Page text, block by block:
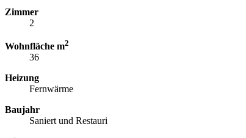
Zimmer
2
Wohnfläche m2
36
Heizung
Fernwärme
Baujahr
Saniert und Restauri